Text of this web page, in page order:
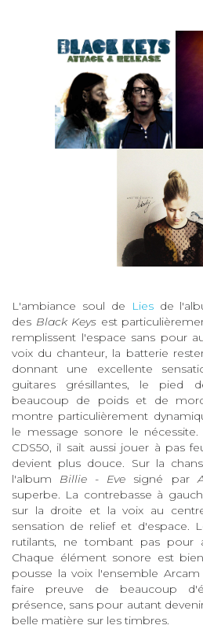
L'ambiance soul de Liesde
des Black Keys est
remplissent l'espace sans pour
voix du chanteur, la batterie
donnant une excellente
guitares grésillantes, le pied
beaucoup de poids et de
montre particulièrement
le message sonore le
CDS50, il sait aussi jouer à pas
devient plus douce. Sur la
l'album Billie - Eve signé par
superbe. La contrebasse à
sur la droite et la voix au
sensation de relief et d'espace.
rutilants, ne tombant pas pour
Chaque élément sonore est
pousse la voix l'ensemble
faire preuve de beaucoup
présence, sans pour autant
belle matière sur les timbres.